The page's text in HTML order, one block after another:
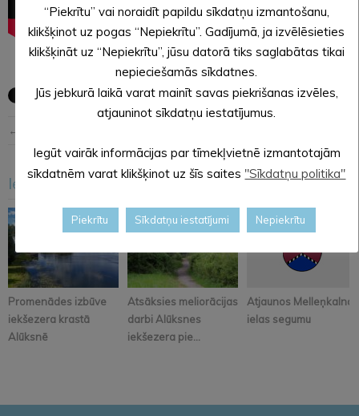
← Iepriekšējā ziņa
Iesakām arī šo
Promenādes izbūve
iekšezera krastā
Alūksnē
Atsāksies meliorācijas
darbi Alūksnes
iekšezera pie...
Atjaunos Melleņkalna
ielas segumu
“Piekrītu” vai noraidīt papildu sīkdatņu izmantošanu,
klikšķinot uz pogas “Nepiekrītu”. Gadījumā, ja izvēlēsieties
klikšķināt uz “Nepiekrītu”, jūsu datorā tiks saglabātas tikai
nepieciešamās sīkdatnes.
Jūs jebkurā laikā varat mainīt savas piekrišanas izvēles,
atjauninot sīkdatņu iestatījumus.
Iegūt vairāk informācijas par tīmekļvietnē izmantotajām
sīkdatnēm varat klikšķinot uz šīs saites "Sīkdatņu politika"
Piekrītu Sīkdatņu iestatījumi Nepiekrītu